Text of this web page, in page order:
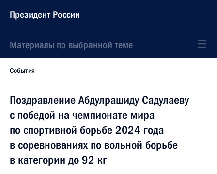
Президент России
Материалы по выбранной теме
События
Поздравление Абдулрашиду Садулаеву
с победой на чемпионате мира
по спортивной борьбе 2024 года
в соревнованиях по вольной борьбе
в категории до 92 кг